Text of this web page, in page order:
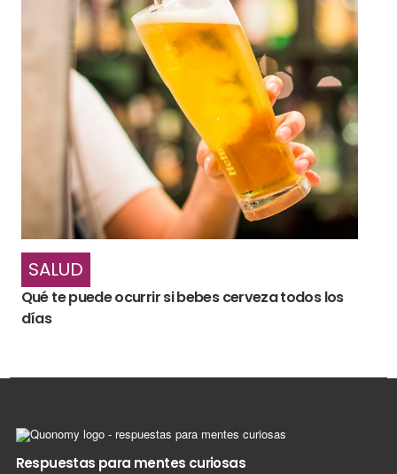
SALUD
Qué te puede ocurrir si bebes cerveza todos los
días
Respuestas para mentes curiosas